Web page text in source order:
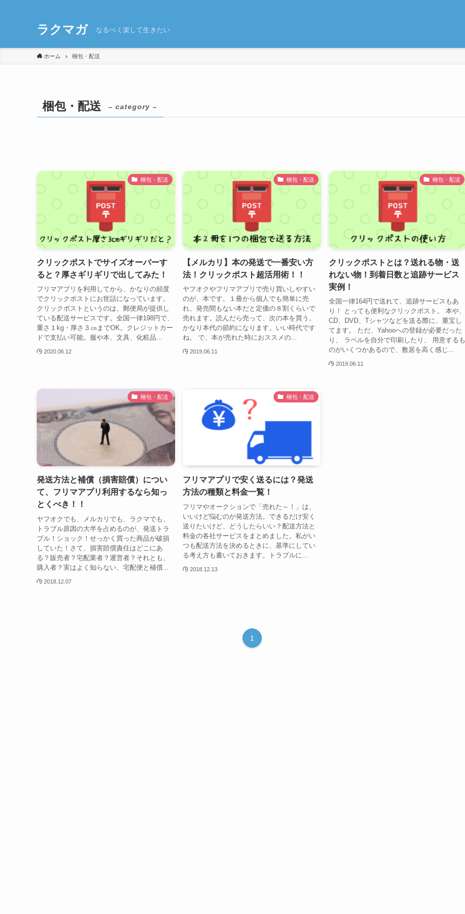
ラクマガ なるべく楽して生きたい
ホーム 梱包・配送
梱包・配送 – category –
梱包・配送
クリックポストでサイズオーバーす
ると？厚さギリギリで出してみた！
フリマアプリを利用してから、かなりの頻度
でクリックポストにお世話になっています。
クリックポストというのは、郵便局が提供し
ている配送サービスです。全国一律198円で、
重さ１kg・厚さ３㎝までOK。クレジットカー
ドで支払い可能。服や本、文具、化粧品...
2020.06.12
梱包・配送
【メルカリ】本の発送で一番安い方
法！クリックポスト超活用術！！
ヤフオクやフリマアプリで売り買いしやすい
のが、本です。１冊から個人でも簡単に売
れ、発売間もない本だと定価の８割くらいで
売れます。読んだら売って、次の本を買う。
かなり本代の節約になります。いい時代です
ね。 で、本が売れた時におススメの...
2019.06.11
梱包・配送
クリックポストとは？送れる物・送
れない物！到着日数と追跡サービス
実例！
全国一律164円で送れて、追跡サービスもあ
り！ とっても便利なクリックポスト。 本や、
CD、DVD、Tシャツなどを送る際に、重宝し
てます。 ただ、Yahooへの登録が必要だった
り、 ラベルを自分で印刷したり、 用意するも
のがいくつかあるので、敷居を高く感じ...
2019.06.11
梱包・配送
発送方法と補償（損害賠償）につい
て、フリマアプリ利用するなら知っ
とくべき！！
ヤフオクでも、メルカリでも、ラクマでも、
トラブル原因の大半を占めるのが、発送トラ
ブル！ショック！せっかく買った商品が破損
していた！さて、損害賠償責任はどこにあ
る？販売者？宅配業者？運営者？それとも、
購入者？実はよく知らない、宅配便と補償...
2018.12.07
梱包・配送
フリマアプリで安く送るには？発送
方法の種類と料金一覧！
フリマやオークションで「売れた～！」は、
いいけど悩むのが発送方法。できるだけ安く
送りたいけど、どうしたらいい？配送方法と
料金の各社サービスをまとめました。私がい
つも配送方法を決めるときに、基準にしてい
る考え方も書いておきます。トラブルに...
2018.12.13
1